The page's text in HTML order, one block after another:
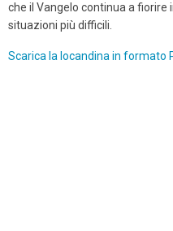
che il Vangelo continua a fiorire
situazioni più difficili.
Scarica la locandina in formato